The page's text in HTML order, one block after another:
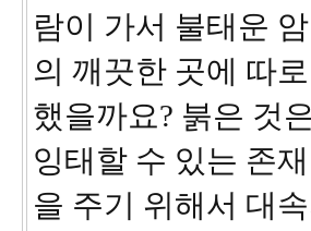
람이 가서 불태운
의 깨끗한 곳에 따
했을까요? 붉은 것
잉태할 수 있는 존
을 주기 위해서 대